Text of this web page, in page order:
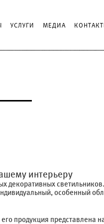
УСЛУГИ МЕДИА
интерьеру
декоративных
особенный
продукция представлена